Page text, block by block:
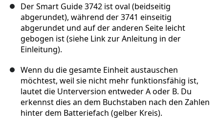
Der Smart Guide 3742 ist oval (beidseitig
abgerundet), während der 3741 einseitig
abgerundet und auf der anderen Seite leicht
gebogen ist (siehe Link zur Anleitung in der
Einleitung).
Wenn du die gesamte Einheit austauschen
möchtest, weil sie nicht mehr funktionsfähig ist,
lautet die Unterversion entweder A oder B. Du
erkennst dies an dem Buchstaben nach den Zahlen
hinter dem Batteriefach (gelber Kreis).